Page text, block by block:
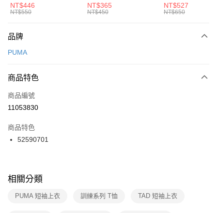
元大商業銀行
台灣樂天信用卡公司
AFTEE先享後付
【關於「AFTEE先享後付」】
便利好安心！
３．安心：先確認商品／服務後，再付款。
【「AFTEE先享後付」結帳流程】
１．於結帳方式選擇「AFTEE先享後付」後，將跳轉至「AFTEE先享後付」
２．訂單成立數日內，您將收到繳費通知簡訊。
３．收到繳費通知簡訊後14天內，點擊此簡訊中的連結，可透過四大超商／
ATM／網路銀行／等多元方式進行付款，方視為交易完成。
※ 交易是否成功請以「AFTEE先享後付 」之結帳頁面顯示為準，若有關於
是否繳費成功／繳費後需取消欲退款等相關疑問，請聯繫「AFTEE先享後付
客戶支援中心」 https://netprotections.freshdesk.com/support/home
運送方式
每筆NT$100，滿NT$1,500(含以上)免運費
宅配
每筆NT$100，滿NT$1,500(含以上)免運費
付款後門市自取
每筆NT$100，滿NT$1,500(含以上)免運費
中統襪 FZ3393100
NT$446
NT$550
EMBRDY 男女 短統襪
FZ3073133
NT$365
NT$450
BA5871010
NT$527
NT$650
品牌
PUMA
商品特色
商品編號
11053830
商品特色
52590701
相關分類
PUMA 短袖上衣 訓練系列 T恤 TAD 短袖上衣